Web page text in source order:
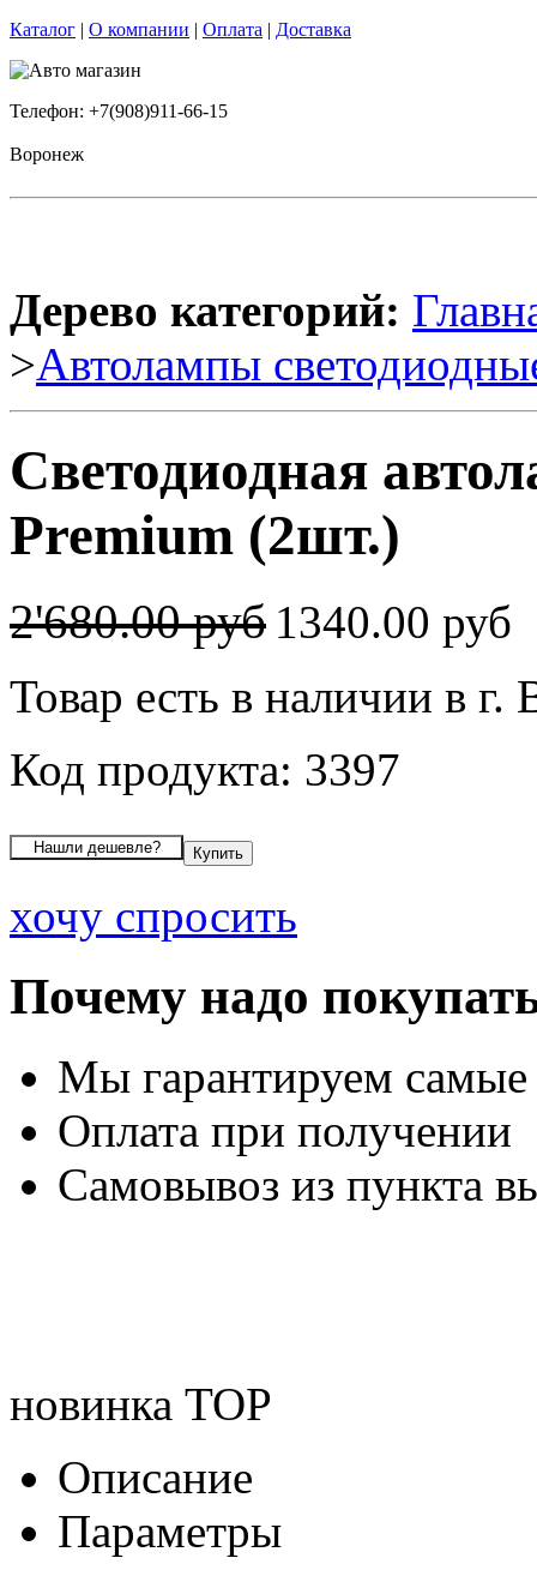
Каталог | О компании | Оплата | Доставка
Телефон: +7(908)911-66-15
Воронеж
Дерево категорий:
>Автолампы
Светодиодная
Premium (2шт.)
2'680.00 руб 1340.00 руб
Товар есть в наличии в г.
Код продукта: 3397
хочу спросить
Почему надо
Мы гарантируем
Оплата при получении
Самовывоз из пункта
новинка TOP
Описание
Параметры